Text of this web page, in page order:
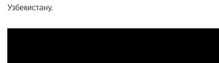
Узбекистану.